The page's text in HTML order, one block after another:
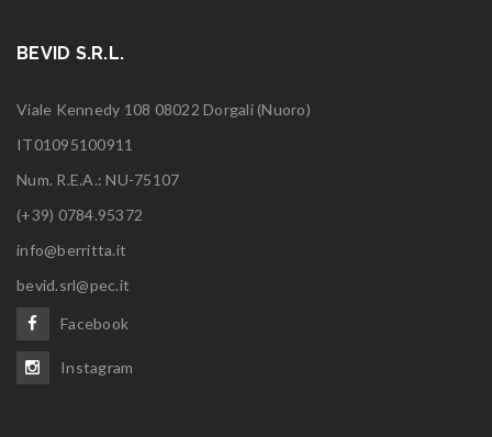
BEVID S.R.L.
Viale Kennedy 108 08022 Dorgali (Nuoro)
IT01095100911
Num. R.E.A.: NU-75107
(+39) 0784.95372
info@berritta.it
bevid.srl@pec.it
Facebook
Instagram